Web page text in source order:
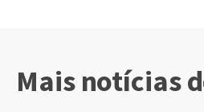
Mais notícias